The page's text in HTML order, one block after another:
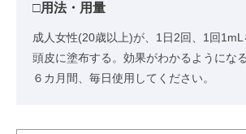
□用法・用量
成人女性(20歳以上)が、1日2回、1回1mL
頭皮に塗布する。効果がわかるようにな
６カ月間、毎日使用してください。